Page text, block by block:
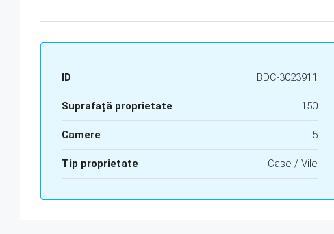
ID BDC-3023911
Suprafață proprietate 150
Camere 5
Tip proprietate Case / Vile